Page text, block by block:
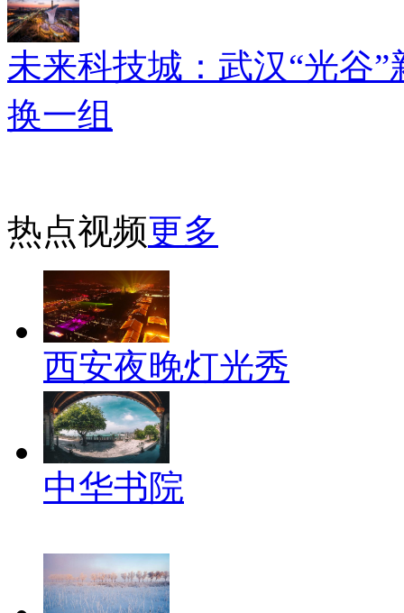
未来科技城：武汉“光谷”
换一组
热点视频更多
西安夜晚灯光秀
中华书院